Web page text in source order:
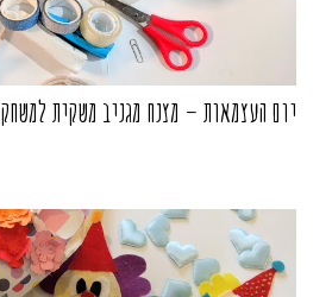
יום העצמאות – מצנח מגניב משקית למשחק